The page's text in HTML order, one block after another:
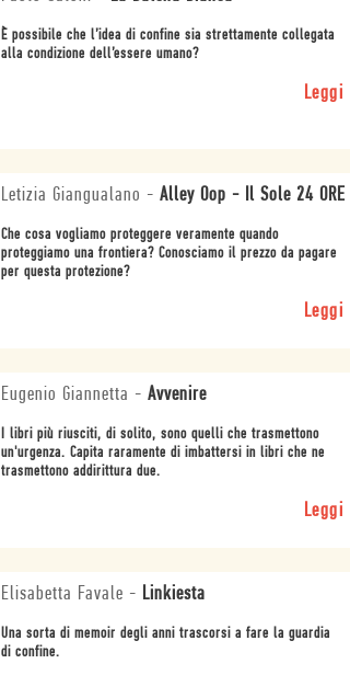
È possibile che l’idea di confine sia strettamente collegata
alla condizione dell’essere umano?
Leggi
Letizia Giangualano - Alley Oop - Il Sole 24 ORE
Che cosa vogliamo proteggere veramente quando
proteggiamo una frontiera? Conosciamo il prezzo da pagare
per questa protezione?
Leggi
Eugenio Giannetta - Avvenire
I libri più riusciti, di solito, sono quelli che trasmettono
un'urgenza. Capita raramente di imbattersi in libri che ne
trasmettono addirittura due.
Leggi
Elisabetta Favale - Linkiesta
Una sorta di memoir degli anni trascorsi a fare la guardia
di confine.